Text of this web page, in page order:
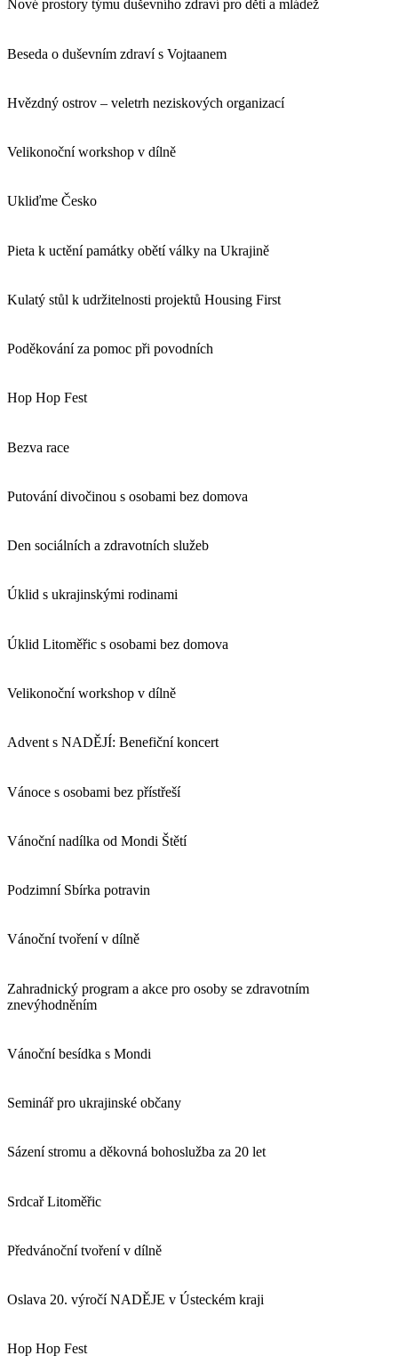
Nové prostory týmu duševního zdraví pro děti a mládež
Beseda o duševním zdraví s Vojtaanem
Hvězdný ostrov – veletrh neziskových organizací
Velikonoční workshop v dílně
Ukliďme Česko
Pieta k uctění památky obětí války na Ukrajině
Kulatý stůl k udržitelnosti projektů Housing First
Poděkování za pomoc při povodních
Hop Hop Fest
Bezva race
Putování divočinou s osobami bez domova
Den sociálních a zdravotních služeb
Úklid s ukrajinskými rodinami
Úklid Litoměřic s osobami bez domova
Velikonoční workshop v dílně
Advent s NADĚJÍ: Benefiční koncert
Vánoce s osobami bez přístřeší
Vánoční nadílka od Mondi Štětí
Podzimní Sbírka potravin
Vánoční tvoření v dílně
Zahradnický program a akce pro osoby se zdravotním
znevýhodněním
Vánoční besídka s Mondi
Seminář pro ukrajinské občany
Sázení stromu a děkovná bohoslužba za 20 let
Srdcař Litoměřic
Předvánoční tvoření v dílně
Oslava 20. výročí NADĚJE v Ústeckém kraji
Hop Hop Fest